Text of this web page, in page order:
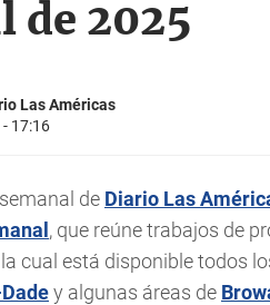
de 2025
Las Américas
17:16
de Diario Las
, que reúne trabajos de
cual está disponible todos
y algunas áreas de